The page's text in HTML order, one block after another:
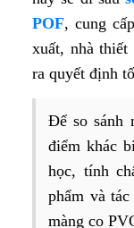
POF, cung
xuất, nhà
ra quyết định
Để so sánh
điểm khác
học, tính
phẩm và
màng co